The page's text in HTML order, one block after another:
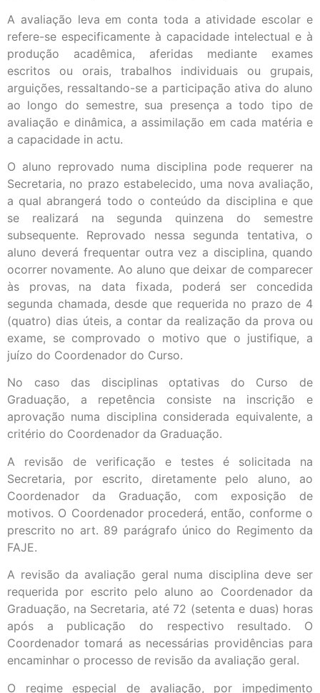
A avaliação leva em conta toda a atividade escolar e
refere-se especificamente à capacidade intelectual e à
produção acadêmica, aferidas mediante exames
escritos ou orais, trabalhos individuais ou grupais,
arguições, ressaltando-se a participação ativa do aluno
ao longo do semestre, sua presença a todo tipo de
avaliação e dinâmica, a assimilação em cada matéria e
a capacidade in actu.
O aluno reprovado numa disciplina pode requerer na
Secretaria, no prazo estabelecido, uma nova avaliação,
a qual abrangerá todo o conteúdo da disciplina e que
se realizará na segunda quinzena do semestre
subsequente. Reprovado nessa segunda tentativa, o
aluno deverá frequentar outra vez a disciplina, quando
ocorrer novamente. Ao aluno que deixar de comparecer
às provas, na data fixada, poderá ser concedida
segunda chamada, desde que requerida no prazo de 4
(quatro) dias úteis, a contar da realização da prova ou
exame, se comprovado o motivo que o justifique, a
juízo do Coordenador do Curso.
No caso das disciplinas optativas do Curso de
Graduação, a repetência consiste na inscrição e
aprovação numa disciplina considerada equivalente, a
critério do Coordenador da Graduação.
A revisão de verificação e testes é solicitada na
Secretaria, por escrito, diretamente pelo aluno, ao
Coordenador da Graduação, com exposição de
motivos. O Coordenador procederá, então, conforme o
prescrito no art. 89 parágrafo único do Regimento da
FAJE.
A revisão da avaliação geral numa disciplina deve ser
requerida por escrito pelo aluno ao Coordenador da
Graduação, na Secretaria, até 72 (setenta e duas) horas
após a publicação do respectivo resultado. O
Coordenador tomará as necessárias providências para
encaminhar o processo de revisão da avaliação geral.
O regime especial de avaliação, por impedimento